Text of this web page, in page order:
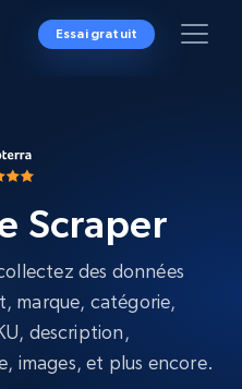
Essai gratuit
Scraper
des données
marque, catégorie,
description,
images, et plus encore.